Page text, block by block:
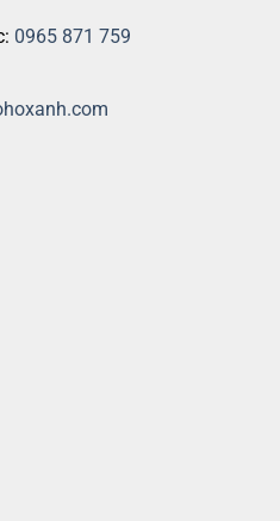
0965 871 759